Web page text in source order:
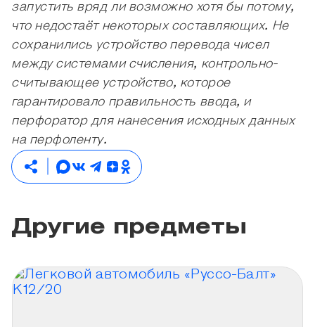
запустить вряд ли возможно хотя бы потому,
что недостаёт некоторых составляющих. Не
сохранились устройство перевода чисел
между системами счисления, контрольно-
считывающее устройство, которое
гарантировало правильность ввода, и
перфоратор для нанесения исходных данных
на перфоленту.
Другие предметы